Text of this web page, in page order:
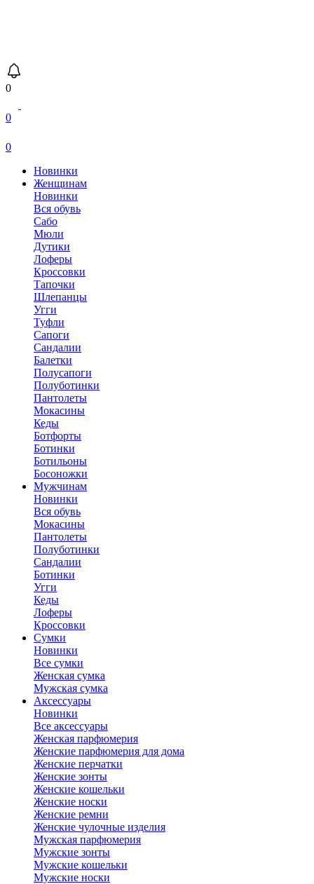
0
0
0
Новинки
Женщинам
Новинки
Вся обувь
Сабо
Мюли
Дутики
Лоферы
Кроссовки
Тапочки
Шлепанцы
Угги
Туфли
Сапоги
Сандалии
Балетки
Полусапоги
Полуботинки
Пантолеты
Мокасины
Кеды
Ботфорты
Ботинки
Ботильоны
Босоножки
Мужчинам
Новинки
Вся обувь
Мокасины
Пантолеты
Полуботинки
Сандалии
Ботинки
Угги
Кеды
Лоферы
Кроссовки
Сумки
Новинки
Все сумки
Женская сумка
Мужская сумка
Аксессуары
Новинки
Все аксессуары
Женская парфюмерия
Женские парфюмерия для дома
Женские перчатки
Женские зонты
Женские кошельки
Женские носки
Женские ремни
Женские чулочные изделия
Мужская парфюмерия
Мужские зонты
Мужские кошельки
Мужские носки